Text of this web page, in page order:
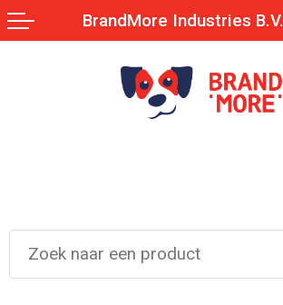
BrandMore Industries B.V.